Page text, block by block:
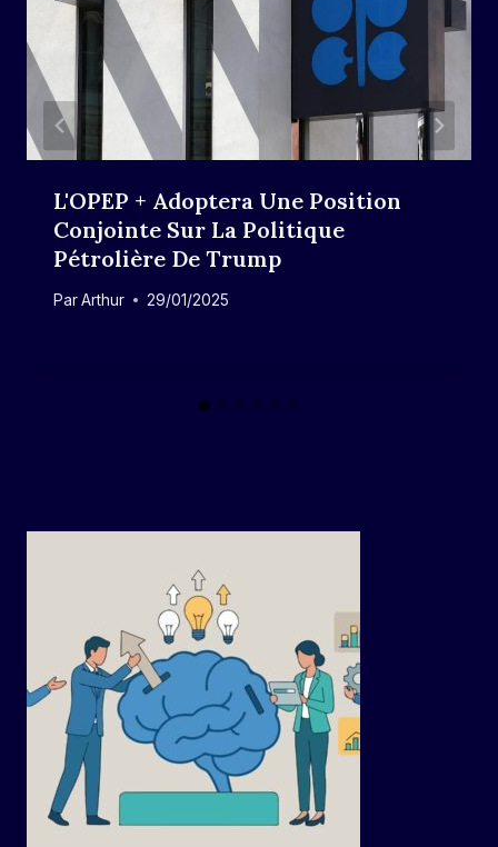
L'OPEP + Adoptera Une Position
Conjointe Sur La Politique
Pétrolière De Trump
ParArthur 29/01/2025